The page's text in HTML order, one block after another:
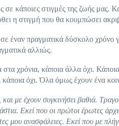
κάποιες στιγμές της ζωής μας.
η στιγμή που θα κουμπώσει
σε έναν πραγματικά δύσκολο χρόνο
αλλιώς.
χρόνια, κάποια άλλα όχι.
όχι. Όλα όμως έχουν ένα
με έχουν συγκινήσει βαθιά.
Εκεί που οι πρώτοι έρωτες
μου ανασφάλειες. Εκεί που με